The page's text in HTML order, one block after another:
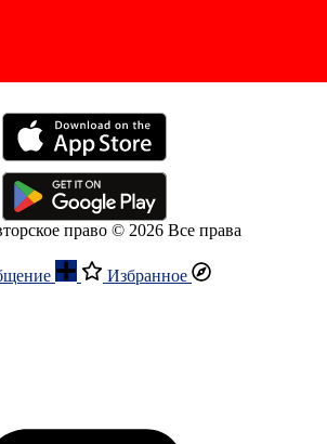
право © 2026 Все права
Избранное